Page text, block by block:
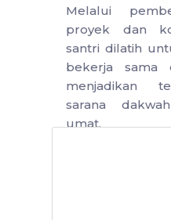
Melalui
proyek dan
santri dilatih
bekerja sama
menjadikan
sarana
umat.